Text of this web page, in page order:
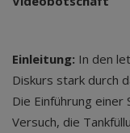
Einleitung: In den
Diskurs stark durch
Die Einführung
Versuch, die